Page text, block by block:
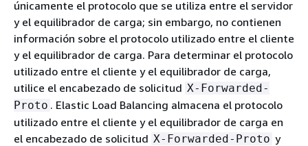
únicamente el protocolo que se utiliza entre el servidor
y el equilibrador de carga; sin embargo, no contienen
información sobre el protocolo utilizado entre el cliente
y el equilibrador de carga. Para determinar el protocolo
utilizado entre el cliente y el equilibrador de carga,
utilice el encabezado de solicitud X-Forwarded-
Proto . Elastic Load Balancing almacena el protocolo
utilizado entre el cliente y el equilibrador de carga en
el encabezado de solicitud X-Forwarded-Proto y